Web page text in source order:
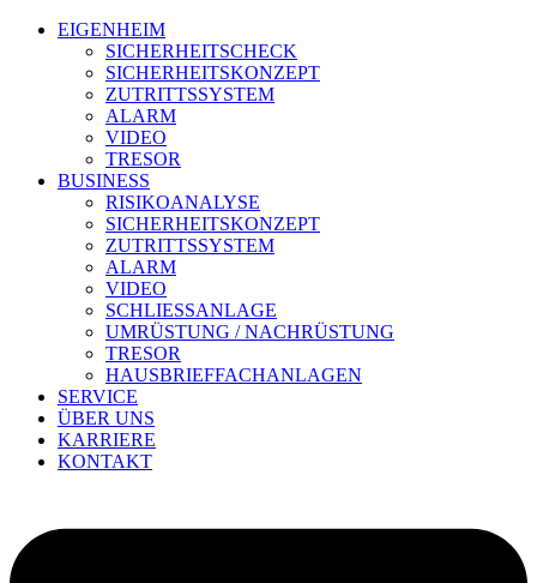
EIGENHEIM
SICHERHEITSCHECK
SICHERHEITSKONZEPT
ZUTRITTSSYSTEM
ALARM
VIDEO
TRESOR
BUSINESS
RISIKOANALYSE
SICHERHEITSKONZEPT
ZUTRITTSSYSTEM
ALARM
VIDEO
SCHLIESSANLAGE
UMRÜSTUNG / NACHRÜSTUNG
TRESOR
HAUSBRIEFFACHANLAGEN
SERVICE
ÜBER UNS
KARRIERE
KONTAKT